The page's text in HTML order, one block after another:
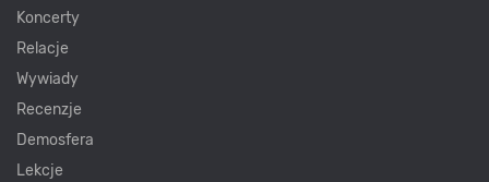
Koncerty
Relacje
Wywiady
Recenzje
Demosfera
Lekcje